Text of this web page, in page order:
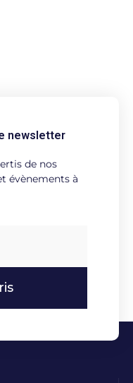
newsletter
de nos
évènements à